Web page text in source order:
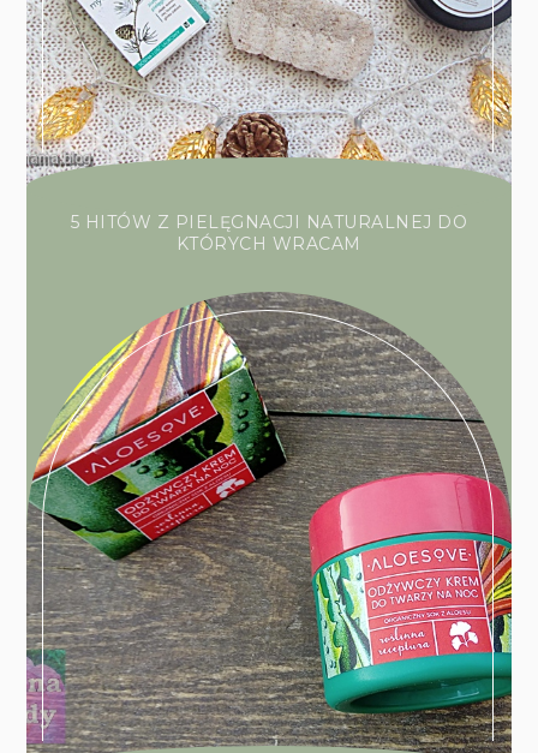
5 HITÓW Z PIELĘGNACJI NATURALNEJ DO
KTÓRYCH WRACAM